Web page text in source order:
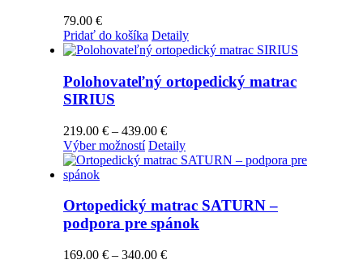
79.00 €
Pridať do košíka Detaily
Polohovateľný ortopedický matrac
SIRIUS
219.00 € – 439.00 €Price
range:
219.00 €
Výber možností Tento
produkt
variantov.
Možnosti
si
vybrať
Detaily
Ortopedický matrac SATURN –
podpora pre spánok
169.00 € – 340.00 €Price